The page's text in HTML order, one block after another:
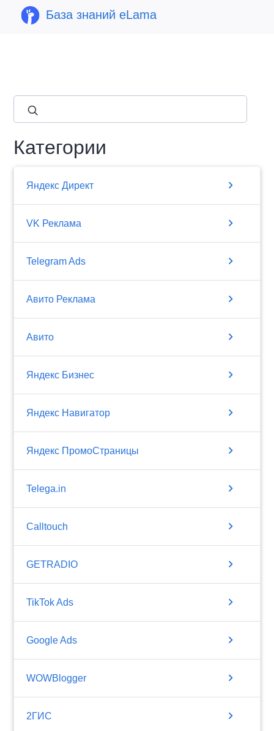
База знаний eLama
Категории
Яндекс Директ chevron_right
VK Реклама chevron_right
Telegram Ads chevron_right
Авито Реклама chevron_right
Авито chevron_right
Яндекс Бизнес chevron_right
Яндекс Навигатор chevron_right
Яндекс ПромоСтраницы chevron_right
Telega.in chevron_right
Calltouch chevron_right
GETRADIO chevron_right
TikTok Ads chevron_right
Google Ads chevron_right
WOWBlogger chevron_right
2ГИС chevron_right